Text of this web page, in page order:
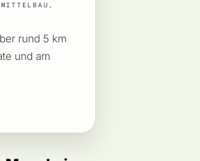
6
rund 5 km
und am